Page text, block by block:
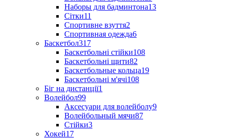
Наборы для бадминтона13
Сітки11
Спортивне взуття2
Спортивная одежда6
Баскетбол317
Баскетбольні стійки108
Баскетбольні щити82
Баскетбольные кольца19
Баскетбольні м'ячі108
Біг на дистанції1
Волейбол99
Аксесуари для волейболу9
Волейбольный мячи87
Стійки3
Хокей17